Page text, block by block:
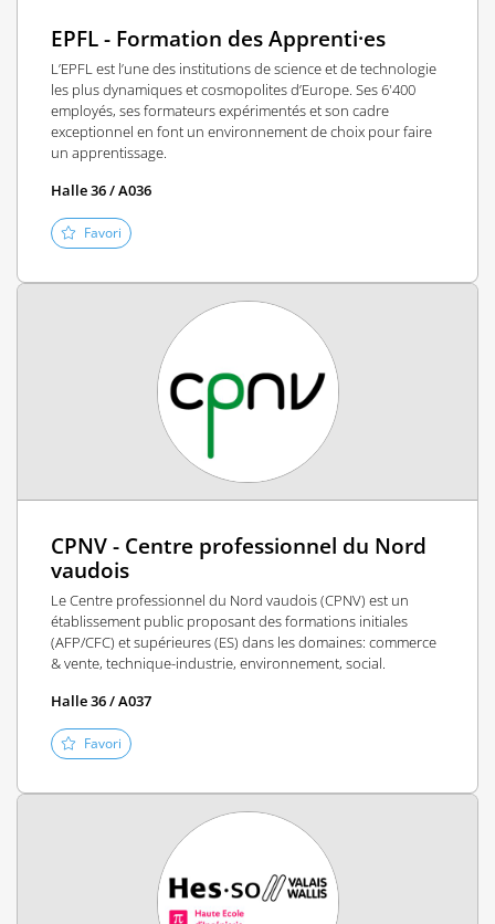
EPFL - Formation des Apprenti·es
L’EPFL est l’une des institutions de science et de technologie
les plus dynamiques et cosmopolites d’Europe. Ses 6'400
employés, ses formateurs expérimentés et son cadre
exceptionnel en font un environnement de choix pour faire
un apprentissage.
Halle 36 / A036
Favori
CPNV - Centre professionnel du Nord
vaudois
Le Centre professionnel du Nord vaudois (CPNV) est un
établissement public proposant des formations initiales
(AFP/CFC) et supérieures (ES) dans les domaines: commerce
& vente, technique-industrie, environnement, social.
Halle 36 / A037
Favori